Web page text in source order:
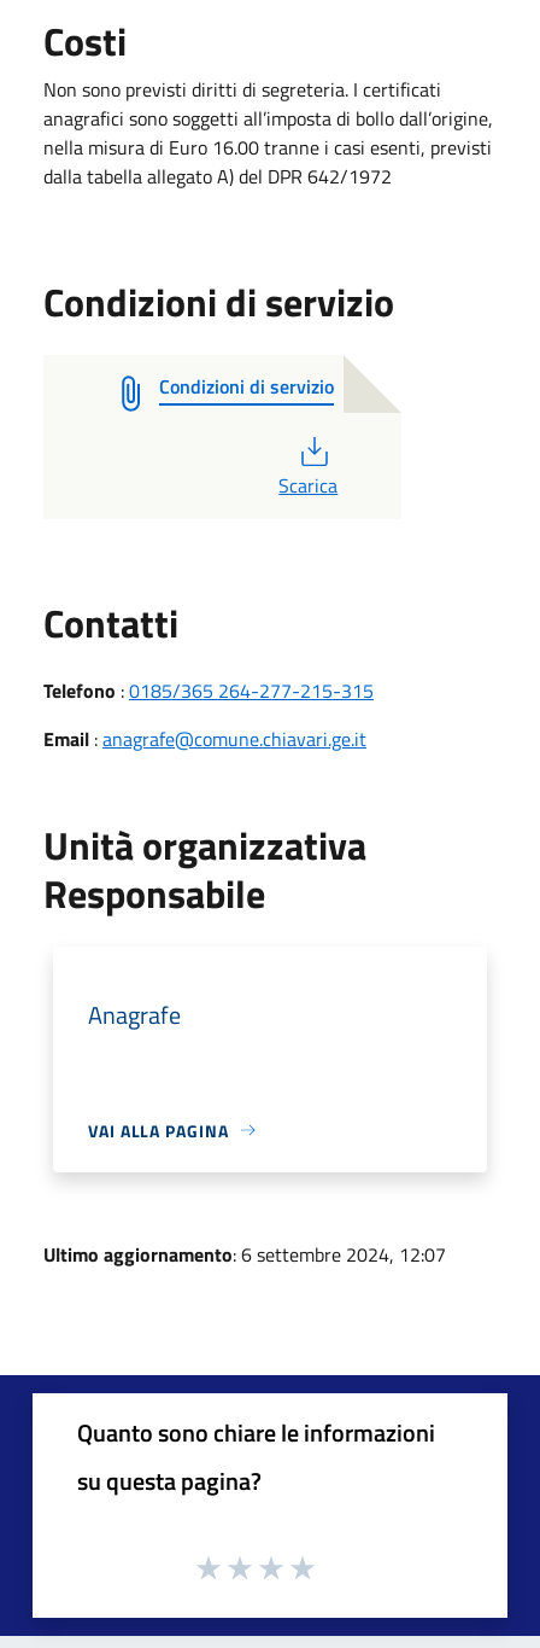
Costi
Non sono previsti diritti di segreteria. I certificati
anagrafici sono soggetti all’imposta di bollo dall’origine,
nella misura di Euro 16.00 tranne i casi esenti, previsti
dalla tabella allegato A) del DPR 642/1972
Condizioni di servizio
Condizioni di servizio
Scarica
Contatti
Telefono :0185/365 264-277-215-315
Email :anagrafe@comune.chiavari.ge.it
Unità organizzativa
Responsabile
Anagrafe
VAI ALLA PAGINA
Ultimo aggiornamento: 6 settembre 2024, 12:07
Quanto sono chiare le informazioni
su questa pagina?